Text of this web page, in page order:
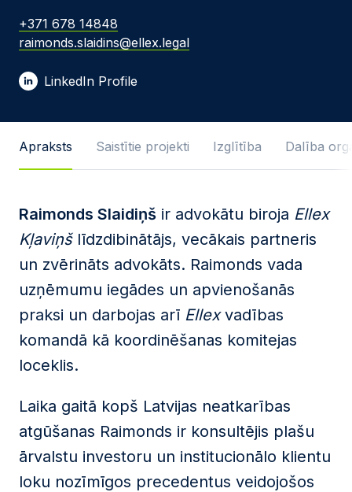
E-pasta adrese *
Ziņas teksts
Piekrītu privātuma politikas pamatnostādnēm
Šo tīmekļa vietni aizsargā reCAPTCHA un Google
privātuma pamatnostādnes, un tai tiek piemēroti
pakalpojumu sniegšanas noteikumi.
Sūtīt ziņu
+371 678 14848
raimonds.slaidins@ellex.legal
LinkedIn Profile
Apraksts Saistītie projekti Izglītība Dalība
Raimonds Slaidiņš ir advokātu biroja Ellex
Kļaviņšlīdzdibinātājs, vecākais partneris
un zvērināts advokāts. Raimonds vada
uzņēmumu iegādes un apvienošanās
praksi un darbojas arī Ellexvadības
komandā kā koordinēšanas komitejas
loceklis.
Laika gaitā kopš Latvijas neatkarības
atgūšanas Raimonds ir konsultējis plašu
ārvalstu investoru un institucionālo klientu
loku nozīmīgos precedentus veidojošos